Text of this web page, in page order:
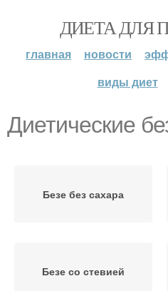
ДИЕТА ДЛЯ
главная новости
виды диет
Диетические
Безе без сахара
Безе со стевией